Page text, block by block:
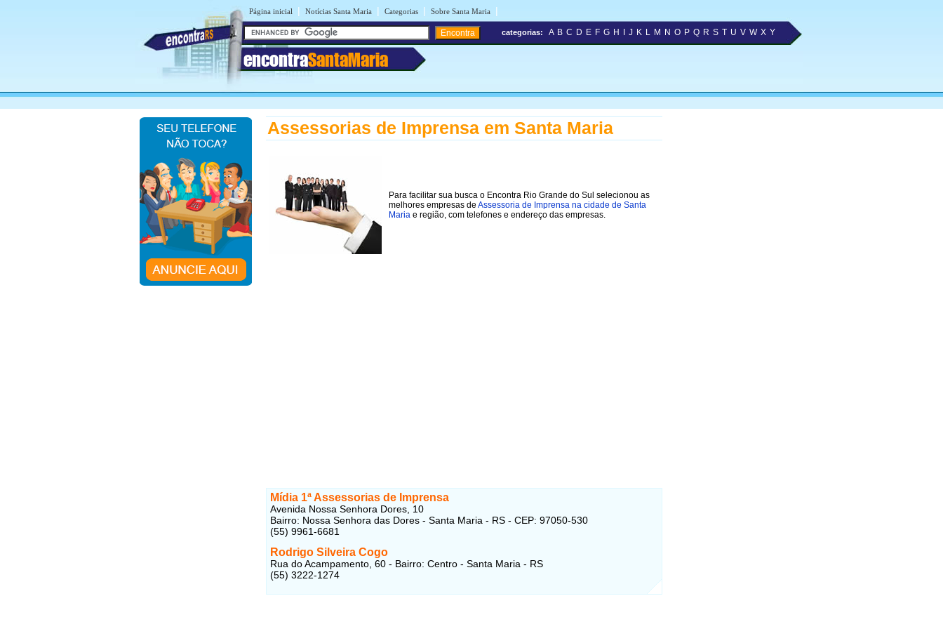
Página inicial | Notícias Santa Maria | Categorias | Sobre Santa Maria |
encontraSantaMaria
categorias: A B C D E F G H J K L M N O P Q R S T U V W X Y
Assessorias de Imprensa em Santa Maria
Para facilitar sua busca o Encontra Rio Grande do Sul selecionou as
melhores empresas de Assessoria de Imprensa na cidade de Santa
Maria e região, com telefones e endereço das empresas.
Mídia 1ª Assessorias de Imprensa
Avenida Nossa Senhora Dores, 10
Bairro: Nossa Senhora das Dores - Santa Maria - RS - CEP: 97050-530
(55) 9961-6681
Rodrigo Silveira Cogo
Rua do Acampamento, 60 - Bairro: Centro - Santa Maria - RS
(55) 3222-1274